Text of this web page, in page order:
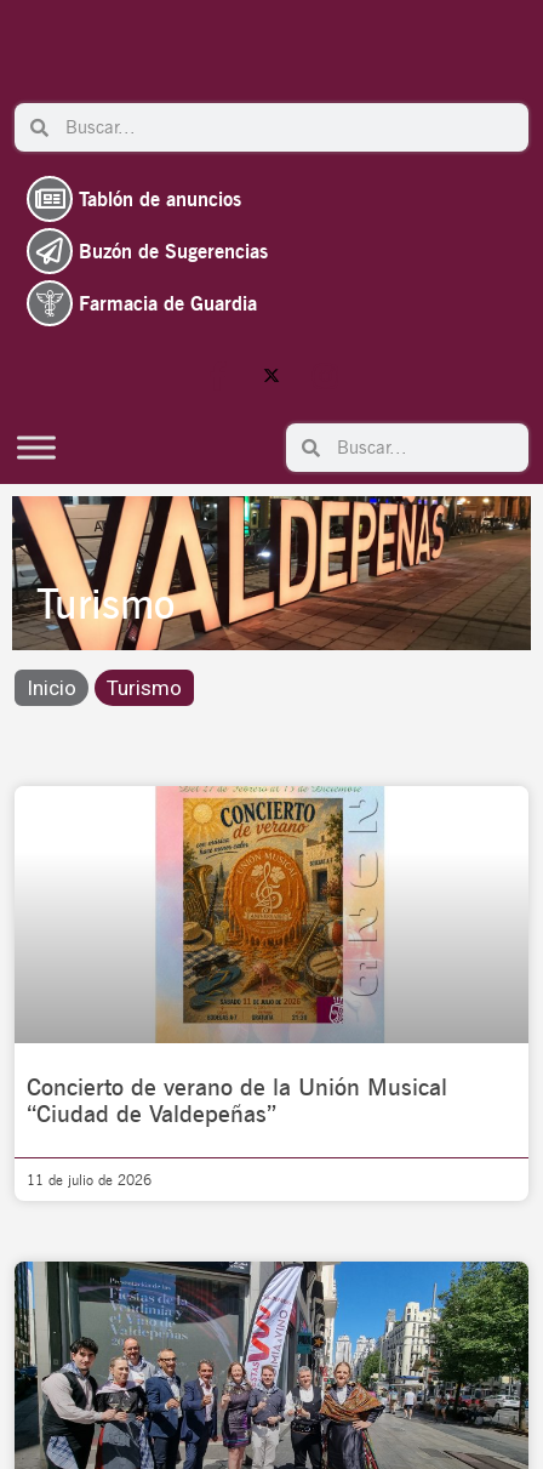
Search Search
Tablón de anuncios
Buzón de Sugerencias
Farmacia de Guardia
Search Search
Turismo
Inicio Turismo
Concierto de verano de la Unión Musical
“Ciudad de Valdepeñas”
11 de julio de 2026